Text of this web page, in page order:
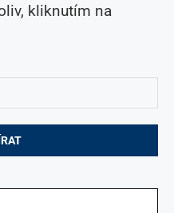
kliknutím na